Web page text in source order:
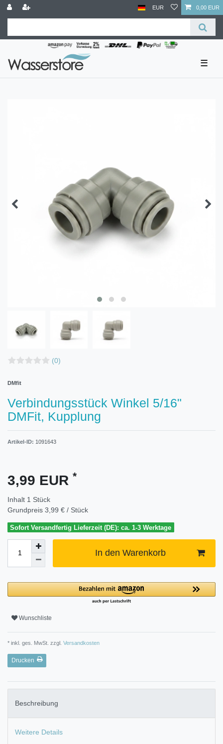
EUR 0,00 EUR
☰
(0)
DMfit
Verbindungsstück Winkel 5/16"
DMFit, Kupplung
Artikel-ID: 1091643
3,99 EUR *
Inhalt 1 Stück
Grundpreis 3,99 € / Stück
Sofort Versandfertig Lieferzeit (DE): ca. 1-3 Werktage
In den Warenkorb
Wunschliste
* inkl. ges. MwSt. zzgl. Versandkosten
Drucken
Beschreibung
Weitere Details